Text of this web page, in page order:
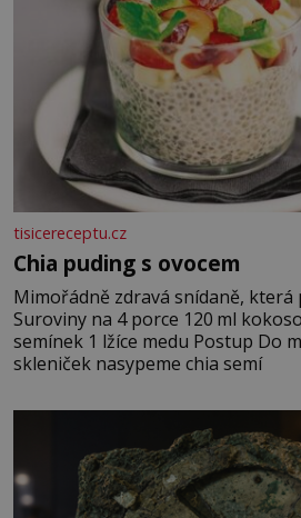
tisicereceptu.cz
Chia puding s ovocem
Mimořádně zdravá snídaně, která
Suroviny na 4 porce 120 ml kokosového mléka 30 g chia
semínek 1 lžíce medu Postup Do misky či přímo do
skleniček nasypeme chia semí